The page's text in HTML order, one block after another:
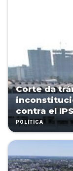
Corte da
contra el IPS
POLÍTICA